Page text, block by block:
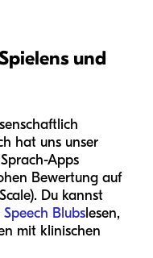
und
hat uns unser
Apps
Bewertung auf
Du kannst
Blubslesen,
mit klinischen